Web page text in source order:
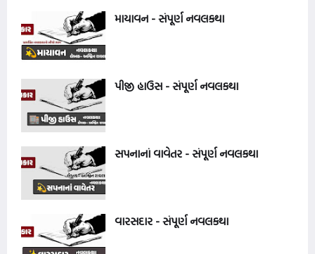
માયાવન - સંપૂર્ણ નવલકથા
પીજી હાઉસ - સંપૂર્ણ નવલકથા
સપનાનાં વાવેતર - સંપૂર્ણ નવલકથા
વારસદાર - સંપૂર્ણ નવલકથા